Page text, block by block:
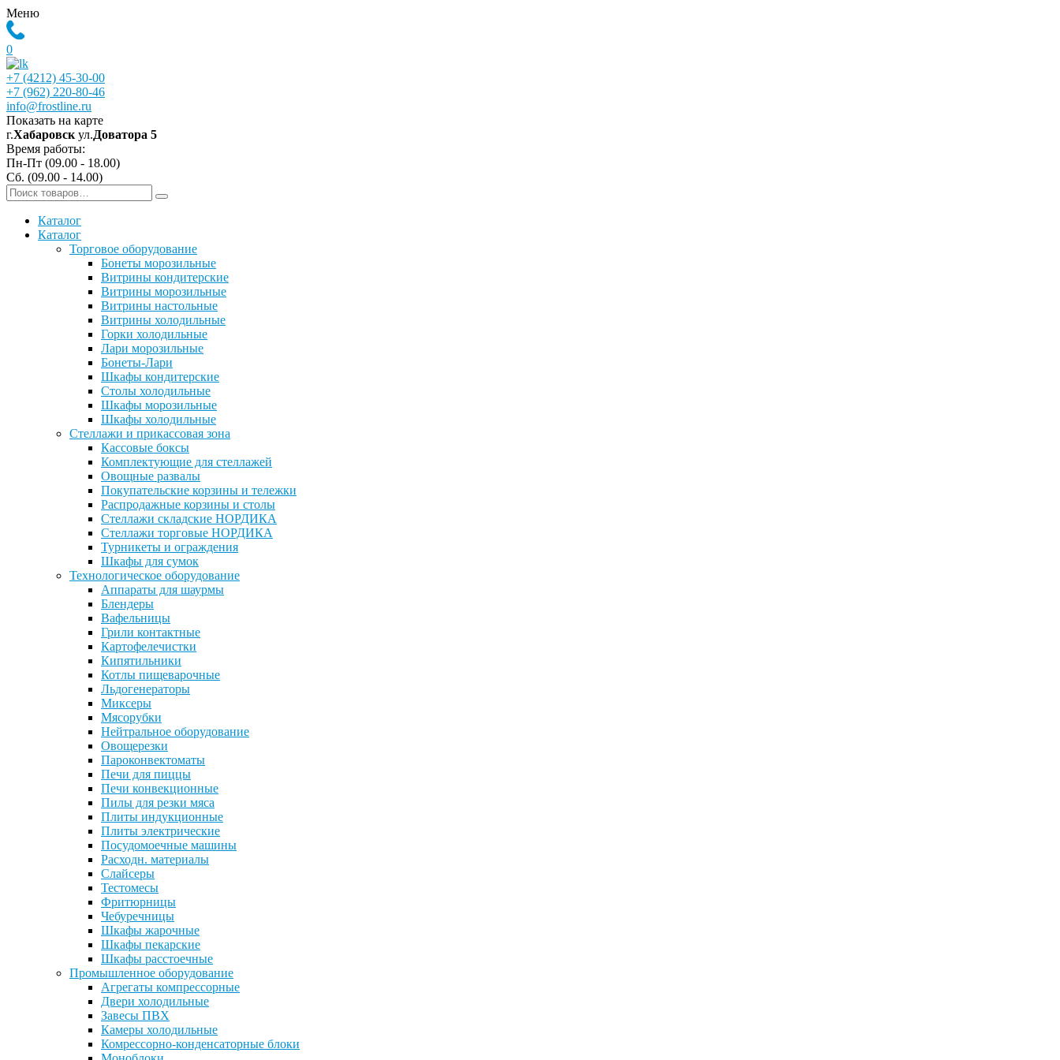
Меню
0
+7 (4212) 45-30-00
+7 (962) 220-80-46
info@frostline.ru
Показать на карте
г.Хабаровск ул.Доватора 5
Время работы:
Пн-Пт (09.00 - 18.00)
Сб. (09.00 - 14.00)
Каталог
Каталог
Торговое оборудование
Бонеты морозильные
Витрины кондитерские
Витрины морозильные
Витрины настольные
Витрины холодильные
Горки холодильные
Лари морозильные
Бонеты-Лари
Шкафы кондитерские
Столы холодильные
Шкафы морозильные
Шкафы холодильные
Стеллажи и прикассовая зона
Кассовые боксы
Комплектующие для стеллажей
Овощные развалы
Покупательские корзины и тележки
Распродажные корзины и столы
Стеллажи складские НОРДИКА
Стеллажи торговые НОРДИКА
Турникеты и ограждения
Шкафы для сумок
Технологическое оборудование
Аппараты для шаурмы
Блендеры
Вафельницы
Грили контактные
Картофелечистки
Кипятильники
Котлы пищеварочные
Льдогенераторы
Миксеры
Мясорубки
Нейтральное оборудование
Овощерезки
Пароконвектоматы
Печи для пиццы
Печи конвекционные
Пилы для резки мяса
Плиты индукционные
Плиты электрические
Посудомоечные машины
Расходн. материалы
Слайсеры
Тестомесы
Фритюрницы
Чебуречницы
Шкафы жарочные
Шкафы пекарские
Шкафы расстоечные
Промышленное оборудование
Агрегаты компрессорные
Двери холодильные
Завесы ПВХ
Камеры холодильные
Комрессорно-конденсаторные блоки